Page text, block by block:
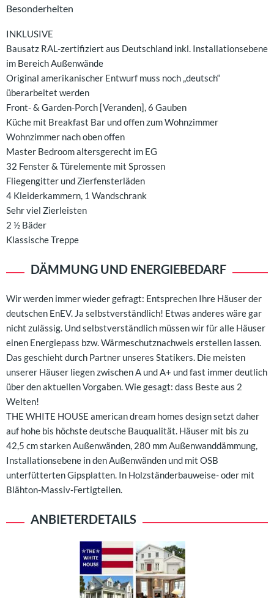
Besonderheiten
INKLUSIVE
Bausatz RAL-zertifiziert aus Deutschland inkl. Installationsebene
im Bereich Außenwände
Original amerikanischer Entwurf muss noch „deutsch“
überarbeitet werden
Front- & Garden-Porch [Veranden], 6 Gauben
Küche mit Breakfast Bar und offen zum Wohnzimmer
Wohnzimmer nach oben offen
Master Bedroom altersgerecht im EG
32 Fenster & Türelemente mit Sprossen
Fliegengitter und Zierfensterläden
4 Kleiderkammern, 1 Wandschrank
Sehr viel Zierleisten
2 ½ Bäder
Klassische Treppe
DÄMMUNG UND ENERGIEBEDARF
Wir werden immer wieder gefragt: Entsprechen Ihre Häuser der
deutschen EnEV. Ja selbstverständlich! Etwas anderes wäre gar
nicht zulässig. Und selbstverständlich müssen wir für alle Häuser
einen Energiepass bzw. Wärmeschutznachweis erstellen lassen.
Das geschieht durch Partner unseres Statikers. Die meisten
unserer Häuser liegen zwischen A und A+ und fast immer deutlich
über den aktuellen Vorgaben. Wie gesagt: dass Beste aus 2
Welten!
THE WHITE HOUSE american dream homes design setzt daher
auf hohe bis höchste deutsche Bauqualität. Häuser mit bis zu
42,5 cm starken Außenwänden, 280 mm Außenwanddämmung,
Installationsebene in den Außenwänden und mit OSB
unterfütterten Gipsplatten. In Holzständerbauweise- oder mit
Blähton-Massiv-Fertigteilen.
ANBIETERDETAILS